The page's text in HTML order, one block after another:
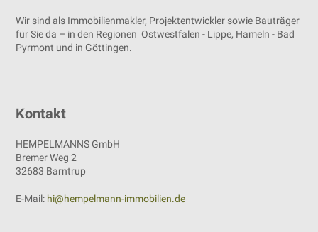
Wir sind als Immobilienmakler, Projektentwickler sowie Bauträger
für Sie da – in den Regionen Ostwestfalen - Lippe, Hameln - Bad
Pyrmont und in Göttingen.
Kontakt
HEMPELMANNS GmbH
Bremer Weg 2
32683 Barntrup
E-Mail: hi@hempelmann-immobilien.de